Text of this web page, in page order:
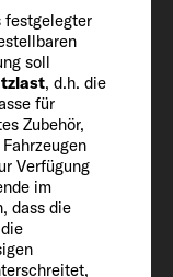
festgelegter
soll
, d.h. die
für
Zubehör,
Verfügung
im
dass die
für
(kg)